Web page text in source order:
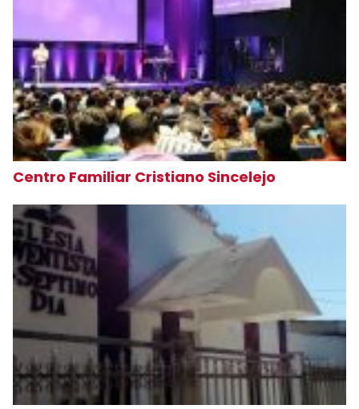
Centro Familiar Cristiano Sincelejo